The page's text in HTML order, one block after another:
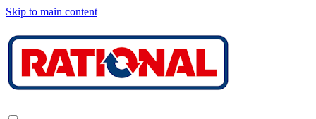
Skip to main content